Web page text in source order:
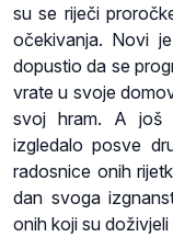
su se riječi
očekivanja. Novi
dopustio da se
vrate u svoje
svoj hram. A još
izgledalo posve
radosnice onih
dan svoga
onih koji su